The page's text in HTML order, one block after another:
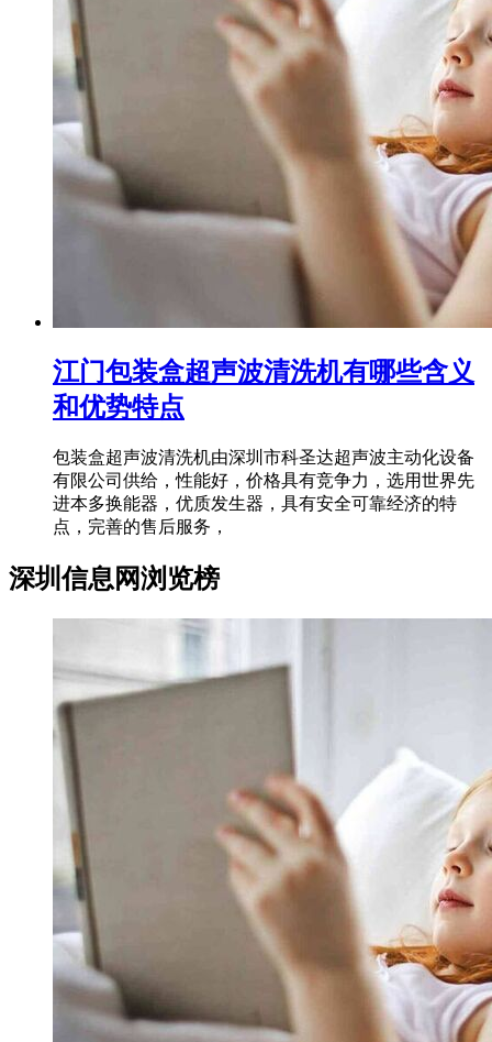
江门包装盒超声波清洗机有哪些含义
和优势特点
包装盒超声波清洗机由深圳市科圣达超声波主动化设备
有限公司供给，性能好，价格具有竞争力，选用世界先
进本多换能器，优质发生器，具有安全可靠经济的特
点，完善的售后服务，
深圳信息网浏览榜